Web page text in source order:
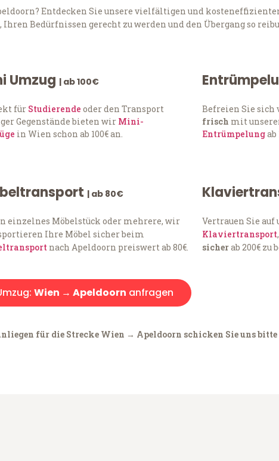
Entdecken Sie unsere vielfältigen und
Bedürfnissen gerecht zu werden und den Übergang so
Umzug | ab 100€
für Studierende oder den Transport
Gegenstände bieten wir Mini-
in Wien schon ab 100€ an.
Befreien Sie sich
frisch mit
Entrümpelungab
| ab 80€
einzelnes Möbelstück oder mehrere, wir
Ihre Möbel sicher beim
nach Apeldoorn preiswert ab 80€.
Vertrauen Sie auf
Klaviertransport
sicherab 200€ zu
Wien → Apeldoorn anfragen
für die Strecke Wien → Apeldoorn schicken Sie uns bitte